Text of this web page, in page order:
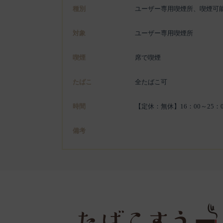
種別 ユーザー専用喫煙所、喫煙可
対象 ユーザー専用喫煙所
喫煙 席で喫煙
たばこ 全たばこ可
時間 【定休：無休】16：00～25：
備考